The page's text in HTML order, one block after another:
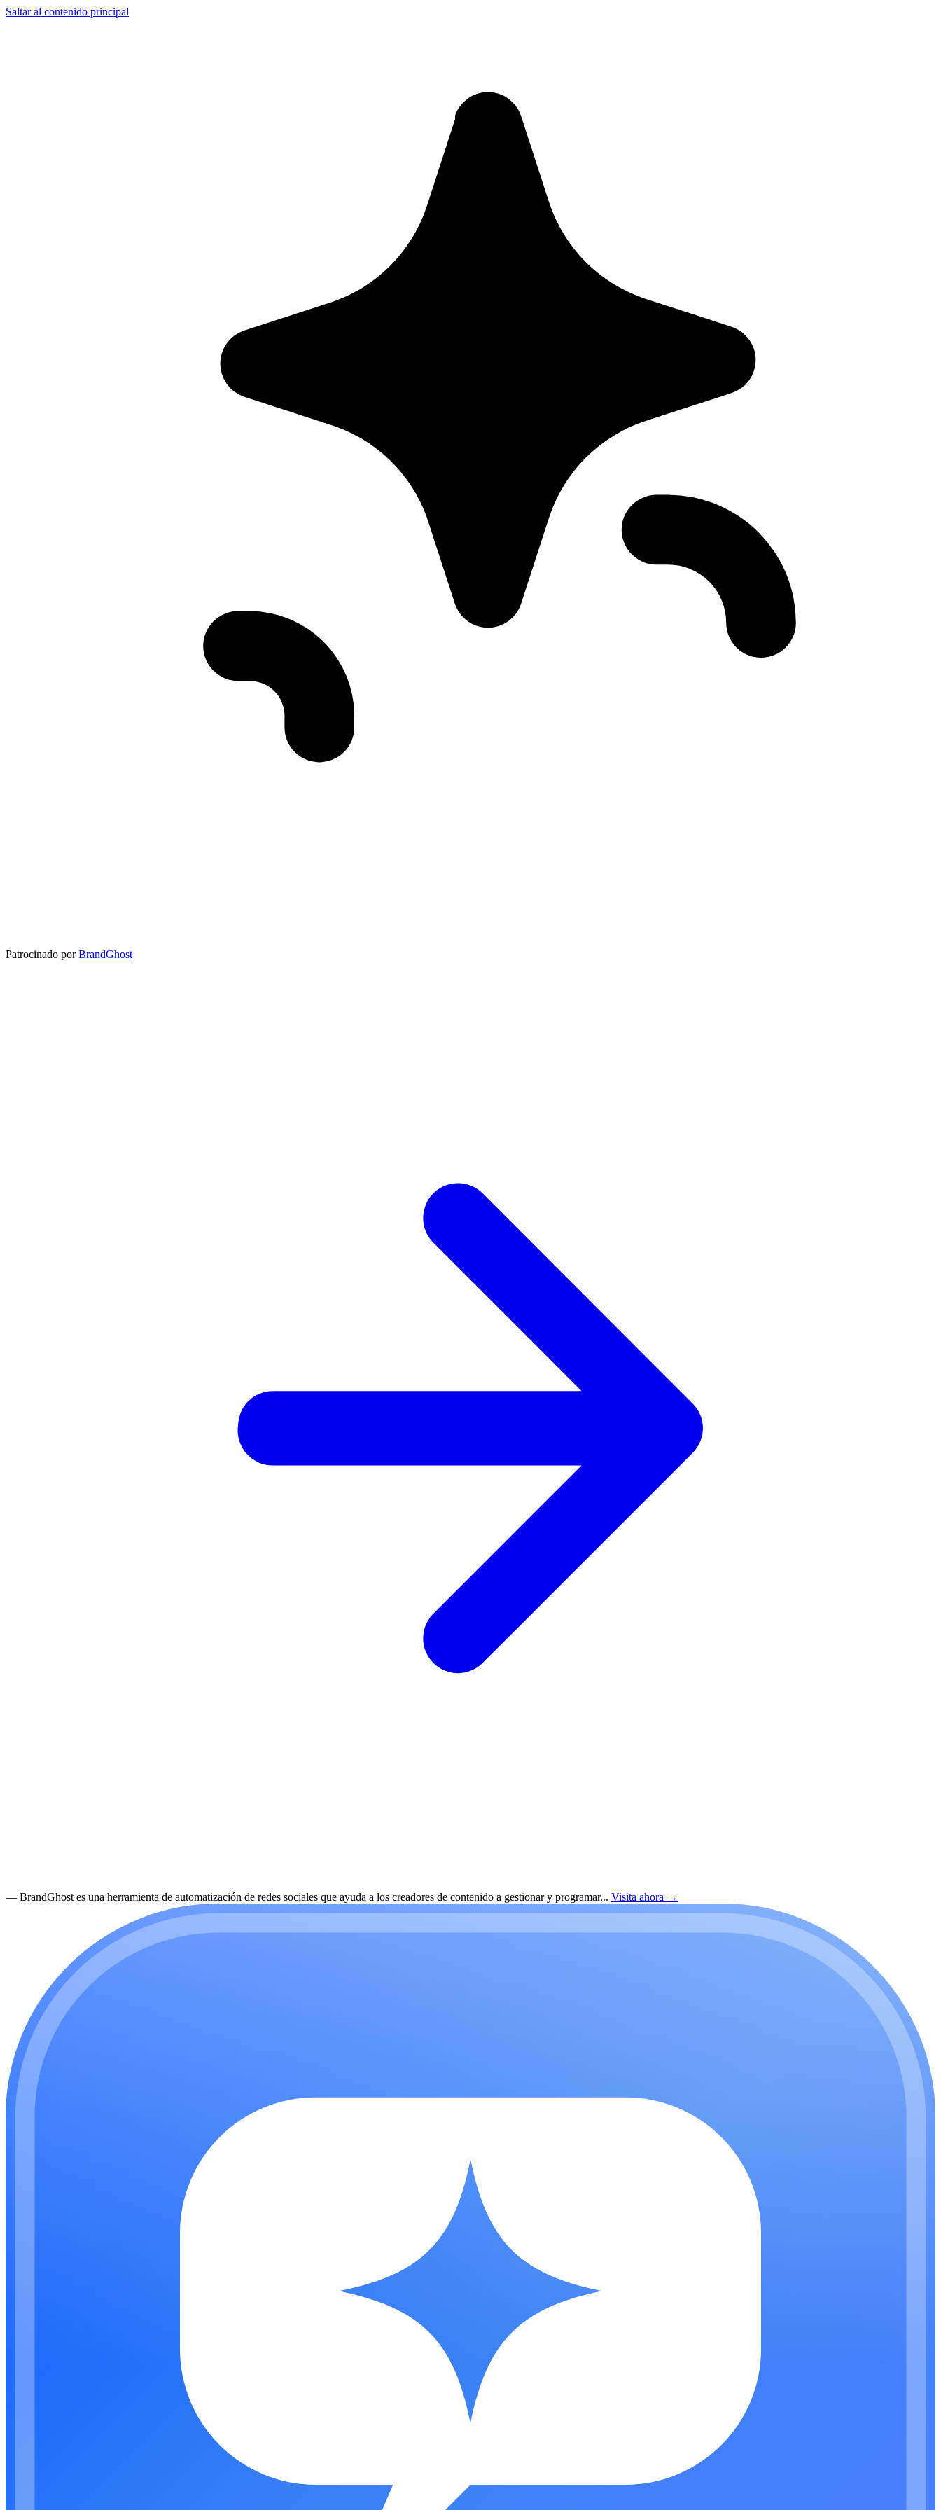
Saltar al contenido principal
Patrocinado por BrandGhost
— BrandGhost es una herramienta de automatización de redes sociales que ayuda a los creadores de contenido a gestionar y programar... Visita ahora →